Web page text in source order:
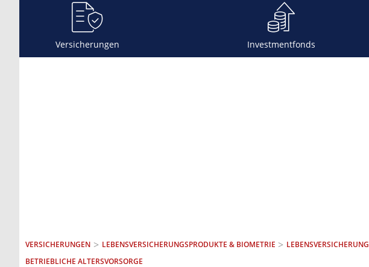
Versicherungen Investmentfonds
VERSICHERUNGEN LEBENSVERSICHERUNGS­PRODUKTE & BIOMETRIE LEBENSVERSICHERUNG
BETRIEBLICHE ALTERSVORSORGE